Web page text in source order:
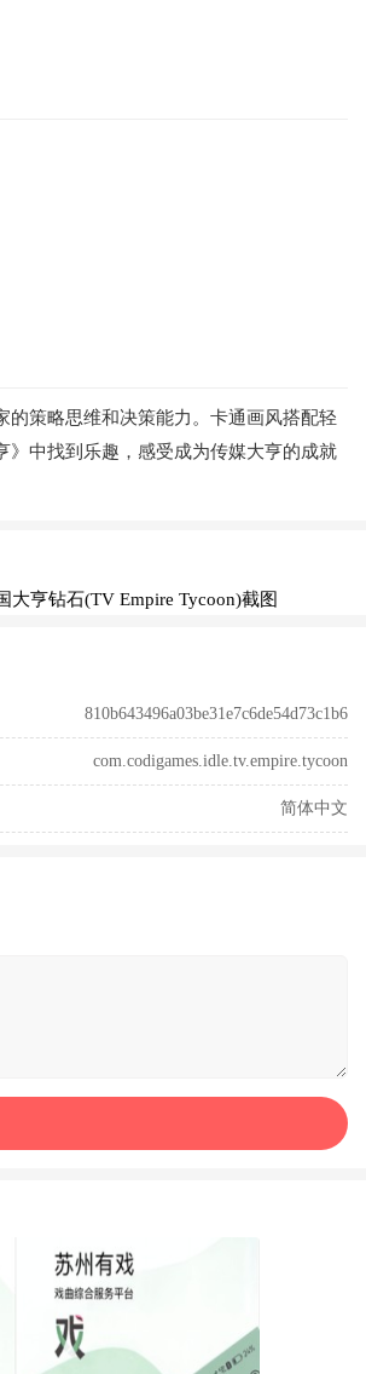
策略思维和决策能力。卡通画风搭配轻
中找到乐趣，感受成为传媒大亨的成就
810b643496a03be31e7c6de54d73c1b6
com.codigames.idle.tv.empire.tycoon
简体中文